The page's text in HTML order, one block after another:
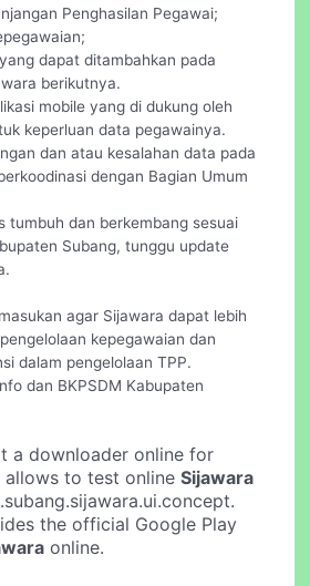
Penghasilan Pegawai;
dapat ditambahkan pada
berikutnya.
mobile yang di dukung oleh
keperluan data pegawainya.
dan atau kesalahan data pada
dengan Bagian Umum
tumbuh dan berkembang sesuai
Subang, tunggu update
agar Sijawara dapat lebih
kepegawaian dan
dalam pengelolaan TPP.
dan BKPSDM Kabupaten
a downloader online for
allows to test onlineSijawara
the official Google Play
online.